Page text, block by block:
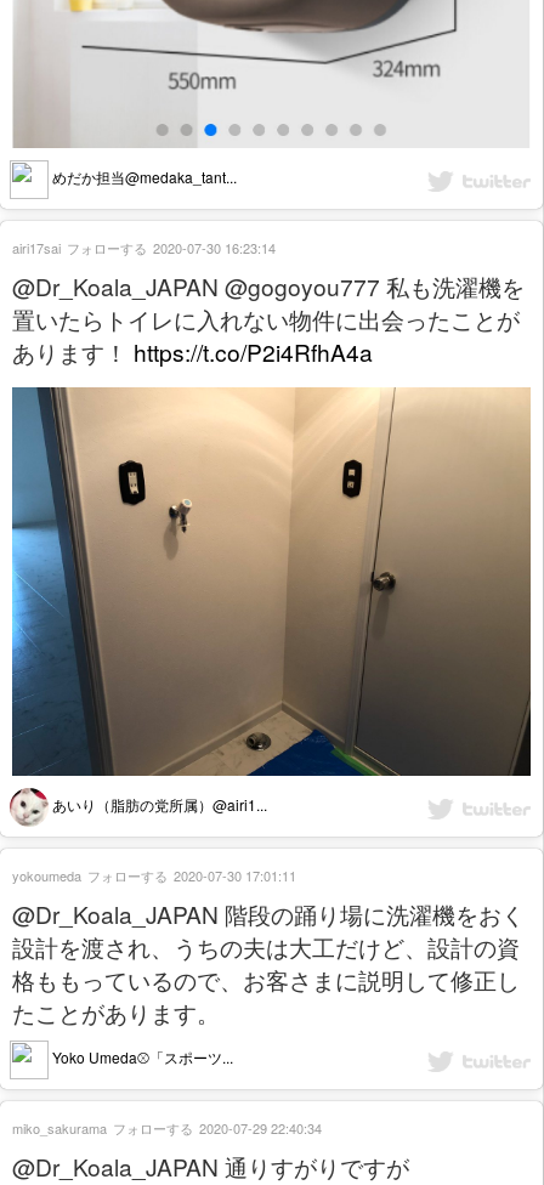
めだか担当@medaka_tant...
@Dr_Koala_JAPAN @gogoyou777 私も洗濯機を
置いたらトイレに入れない物件に出会ったことが
あります！ https://t.co/P2i4RfhA4a
あいり（脂肪の党所属）@airi1...
airi17sai フォローする 2020-07-30 16:23:14
@Dr_Koala_JAPAN 階段の踊り場に洗濯機をおく
設計を渡され、うちの夫は大工だけど、設計の資
格ももっているので、お客さまに説明して修正し
たことがあります。
Yoko Umeda⚾️「スポーツ...
yokoumeda フォローする 2020-07-30 17:01:11
@Dr_Koala_JAPAN 通りすがりですが
miko_sakurama フォローする 2020-07-29 22:40:34